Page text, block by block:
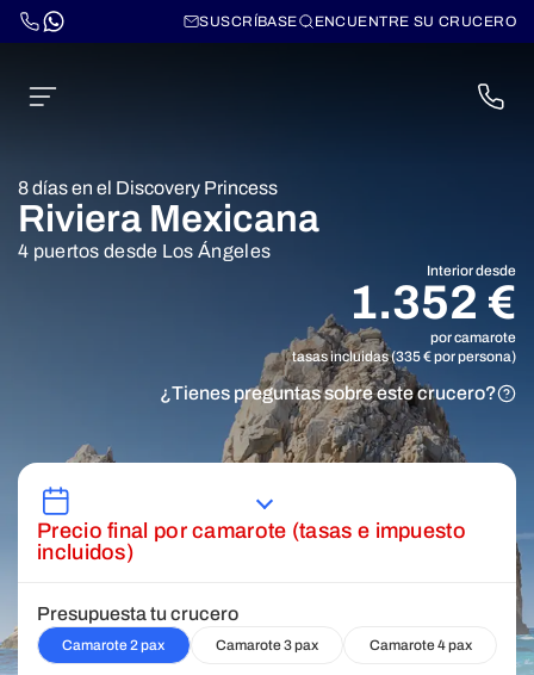
SUSCRÍBASE ENCUENTRE SU CRUCERO
8 días en el Discovery Princess
Riviera Mexicana
4 puertos desde Los Ángeles
Interior desde
1.352 €
por camarote
tasas incluidas (335 € por persona)
¿Tienes preguntas sobre este crucero?
Precio final por camarote (tasas e impuesto
incluidos)
Presupuesta tu crucero
Camarote 2 pax Camarote 3 pax Camarote 4 pax